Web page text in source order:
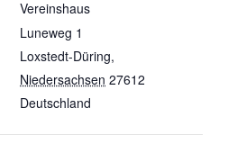
Vereinshaus
Luneweg 1
Loxstedt-Düring,
Niedersachsen 27612
Deutschland